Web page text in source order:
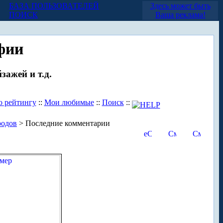
БАЗА ПОЛЬЗОВАТЕЛЕЙ
ПОИСК
Здесь может быть
Ваша реклама!
и т.д.
рейтингу:: Мои любимые:: Поиск::
> Последние комментарии